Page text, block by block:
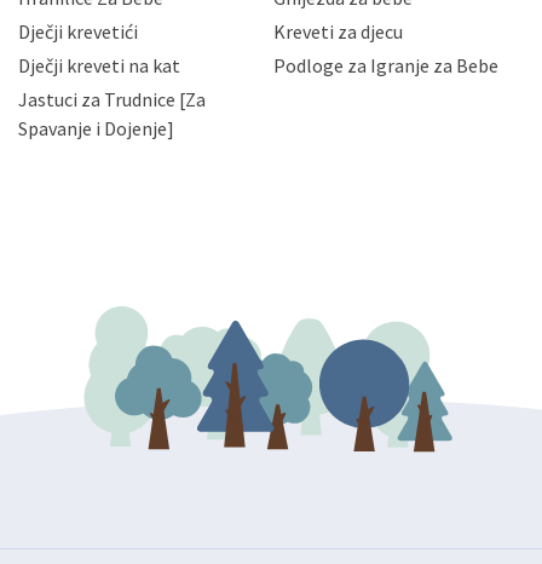
slučajevima koji su dozvoljeni zakonima. Napominjemo
da možete u svako doba, u potpunosti ili djelomice,
zatražiti prestanak aktivnosti obrade Vaših osobnih
podataka. Opoziv privole možete podnijeti poštom na
gore navedenu adresu ili e-mailom na adresu:
Dječji krevetići
Kreveti za djecu
Dječji kreveti na kat
Podloge za Igranje za Bebe
Jastuci za Trudnice [Za
Spavanje i Dojenje]